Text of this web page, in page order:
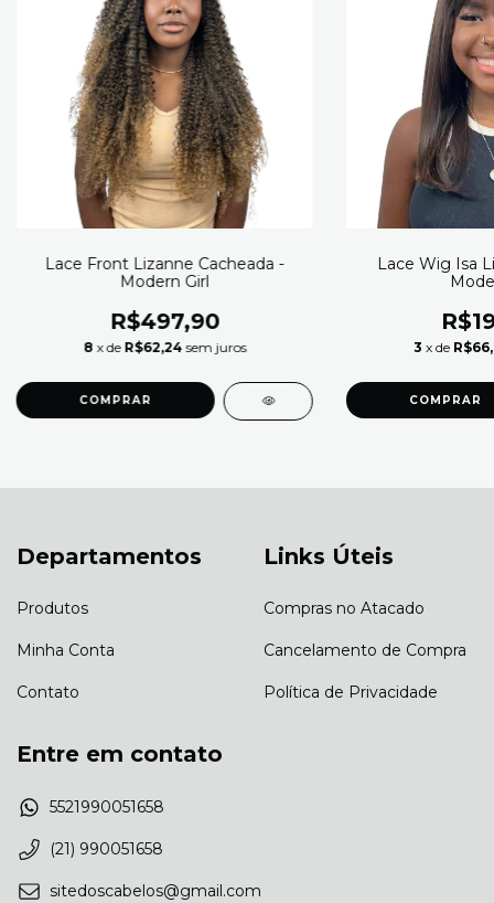
Lace Front Lizanne Cacheada -
Modern Girl
R$497,90
8 x de R$62,24 sem juros
COMPRAR
Lace Wig Isa
3 x de
COMPRAR
Departamentos
Produtos
Minha Conta
Contato
Links Úteis
Compras no Atacado
Cancelamento de Compra
Política de Privacidade
Entre em contato
5521990051658
(21) 990051658
sitedoscabelos@gmail.com